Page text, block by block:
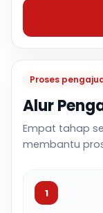
Proses
Alur
Empat tahap
membantu
1